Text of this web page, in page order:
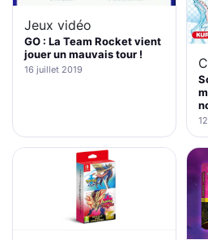
Jeux vidéo
GO : La Team Rocket vient
jouer un mauvais tour !
16 juillet 2019